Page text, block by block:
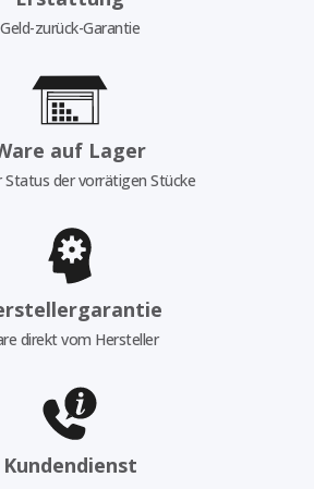
Geld-zurück-Garantie
auf Lager
Status der vorrätigen Stücke
direkt vom Hersteller
Kundendienst